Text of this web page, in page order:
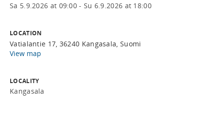
Sa 5.9.2026 at 09:00 - Su 6.9.2026 at 18:00
LOCATION
Vatialantie 17, 36240 Kangasala, Suomi
View map
LOCALITY
Kangasala